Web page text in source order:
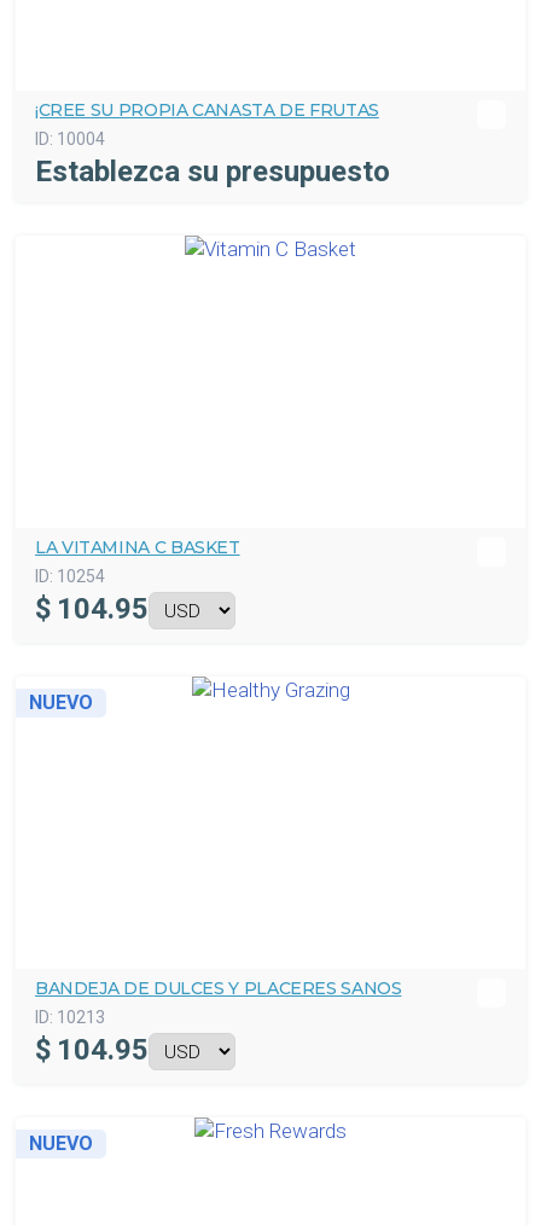
¡CREE SU PROPIA CANASTA DE FRUTAS
ID: 10004
Establezca su presupuesto
LA VITAMINA C BASKET
ID: 10254
$ 104.95
NUEVO
BANDEJA DE DULCES Y PLACERES SANOS
ID: 10213
$ 104.95
NUEVO